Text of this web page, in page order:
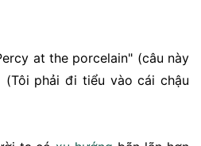
at the porcelain" (câu này
(Tôi phải đi tiểu vào cái chậu